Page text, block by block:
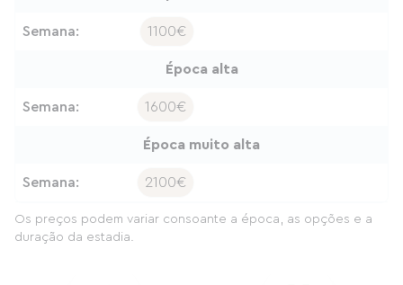
Semana: 1100€
Época alta
Semana: 1600€
Época muito alta
Semana: 2100€
Os preços podem variar consoante a época, as opções e a
duração da estadia.